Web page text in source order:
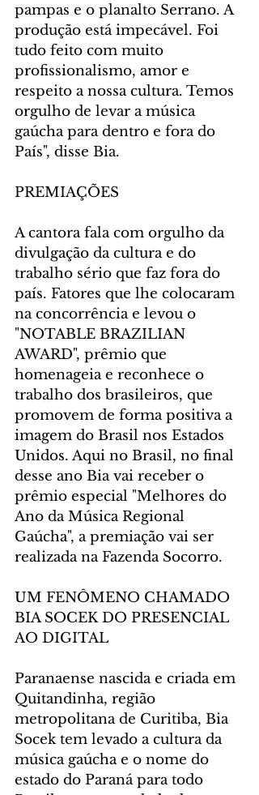
pampas e o planalto Serrano. A
produção está impecável. Foi
tudo feito com muito
profissionalismo, amor e
respeito a nossa cultura. Temos
orgulho de levar a música
gaúcha para dentro e fora do
País", disse Bia.
PREMIAÇÕES
A cantora fala com orgulho da
divulgação da cultura e do
trabalho sério que faz fora do
país. Fatores que lhe colocaram
na concorrência e levou o
"NOTABLE BRAZILIAN
AWARD", prêmio que
homenageia e reconhece o
trabalho dos brasileiros, que
promovem de forma positiva a
imagem do Brasil nos Estados
Unidos. Aqui no Brasil, no final
desse ano Bia vai receber o
prêmio especial "Melhores do
Ano da Música Regional
Gaúcha", a premiação vai ser
realizada na Fazenda Socorro.
UM FENÔMENO CHAMADO
BIA SOCEK DO PRESENCIAL
AO DIGITAL
Paranaense nascida e criada em
Quitandinha, região
metropolitana de Curitiba, Bia
Socek tem levado a cultura da
música gaúcha e o nome do
estado do Paraná para todo